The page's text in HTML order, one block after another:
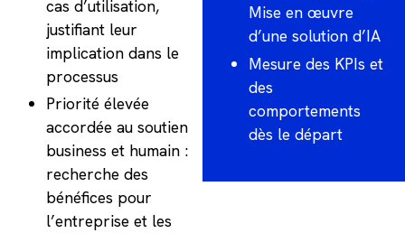
cas d’utilisation,
justifiant leur
implication dans le
processus
Priorité élevée
accordée au soutien
business et humain :
recherche des
bénéfices pour
l’entreprise et les
Mise en œuvre
d’une solution d’IA
Mesure des KPIs et
des
comportements
dès le départ